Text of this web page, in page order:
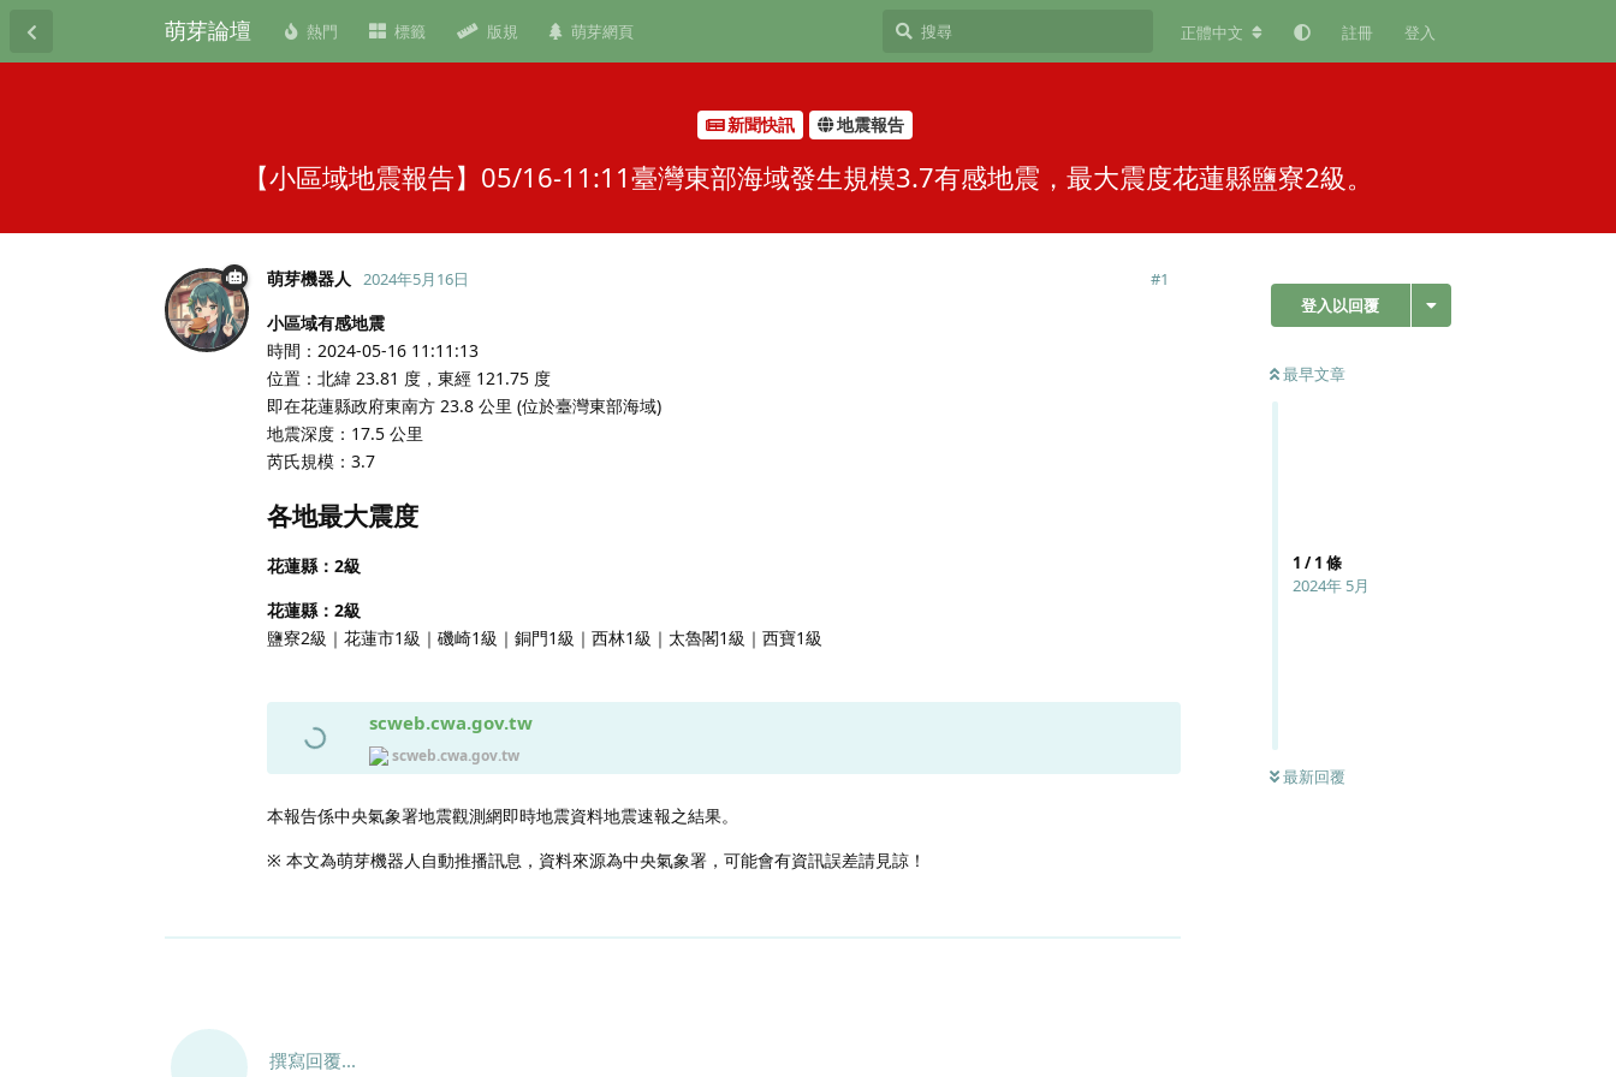
萌芽論壇 熱門 標籤 版規 萌芽網頁 正體中文 註冊 登入
新聞快訊 地震報告
【小區域地震報告】05/16-11:11臺灣東部海域發生規模3.7有感地震，最大震度花蓮縣鹽寮2級。
登入以回覆
最早文章
1 /1 條
2024年 5月
最新回覆
萌芽機器人 2024年5月16日 #1
小區域有感地震
時間：2024-05-16 11:11:13
位置：北緯 23.81 度，東經 121.75 度
即在花蓮縣政府東南方 23.8 公里 (位於臺灣東部海域)
地震深度：17.5 公里
芮氏規模：3.7
各地最大震度
花蓮縣：2級
花蓮縣：2級
鹽寮2級｜花蓮市1級｜磯崎1級｜銅門1級｜西林1級｜太魯閣1級｜西寶1級
scweb.cwa.gov.tw
scweb.cwa.gov.tw
本報告係中央氣象署地震觀測網即時地震資料地震速報之結果。
※ 本文為萌芽機器人自動推播訊息，資料來源為中央氣象署，可能會有資訊誤差請見諒！
撰寫回覆...